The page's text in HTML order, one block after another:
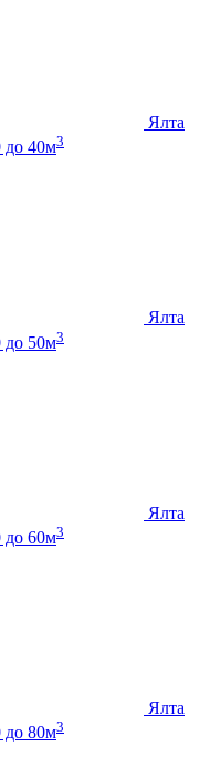
Ялта
до 40м3
Ялта
до 50м3
Ялта
до 60м3
Ялта
до 80м3